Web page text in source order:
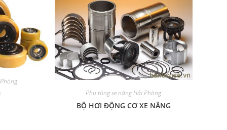
Phụ tùng xe nâng Hải Phòng
BỘ HƠI ĐỘNG CƠ XE NÂNG